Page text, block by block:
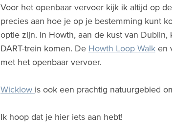
Voor het openbaar vervoer kijk ik altijd op
precies aan hoe je op je bestemming kunt
optie zijn. In Howth, aan de kust van
DART-trein komen. De Howth Loop Walken
met het openbaar vervoer.
Wicklow is ook een prachtig natuurgebied
Ik hoop dat je hier iets aan hebt!